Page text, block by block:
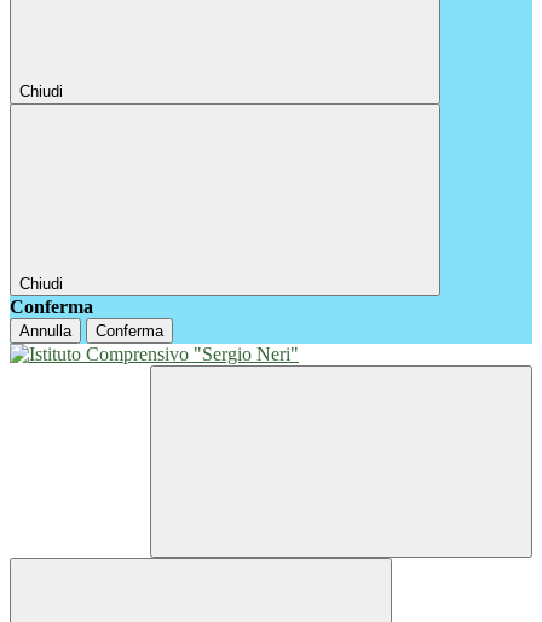
Chiudi
Chiudi
Conferma
Annulla Conferma